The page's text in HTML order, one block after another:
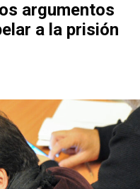
argumentos
a la prisión